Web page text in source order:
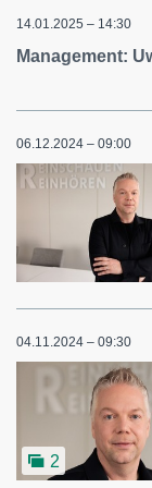
14.01.2025 – 14:30
Management:
06.12.2024 – 09:00
04.11.2024 – 09:30
2